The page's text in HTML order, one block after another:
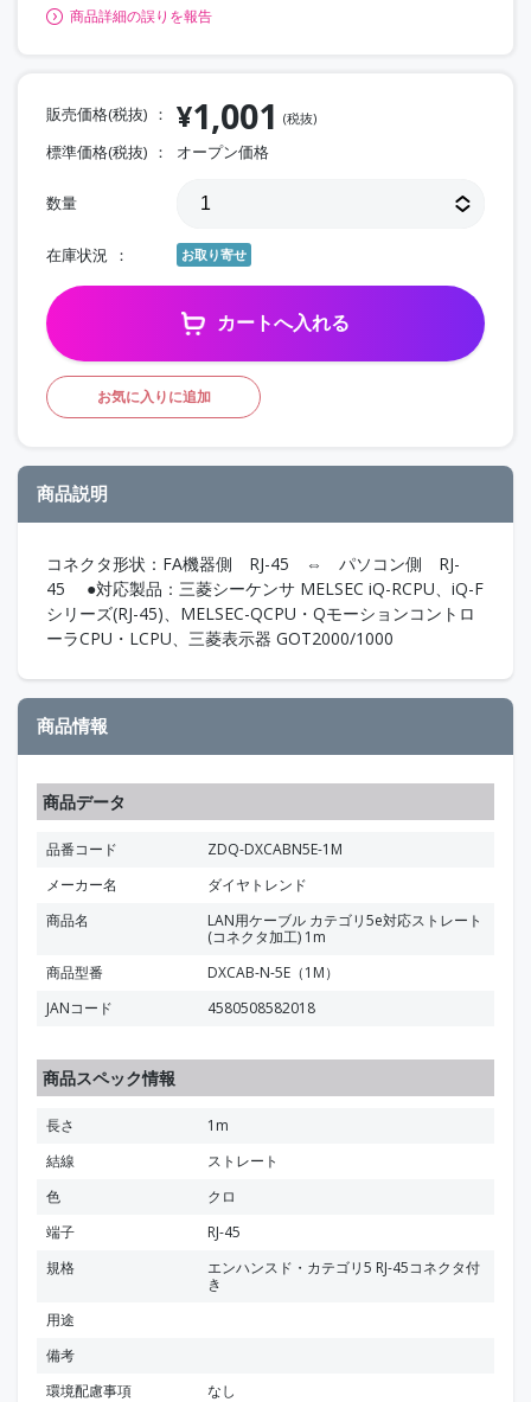
商品詳細の誤りを報告
販売価格(税抜) ¥1,001 (税抜)
標準価格(税抜) オープン価格
数量
在庫状況 お取り寄せ
カートへ入れる
お気に入りに追加
商品説明
コネクタ形状：FA機器側 RJ-45 ⇔ パソコン側 RJ-
45 ●対応製品：三菱シーケンサ MELSEC iQ-RCPU、iQ-F
シリーズ(RJ-45)、MELSEC-QCPU・Qモーションコントロ
ーラCPU・LCPU、三菱表示器 GOT2000/1000
商品情報
商品データ
品番コード
ZDQ-DXCABN5E-1M
メーカー名
ダイヤトレンド
商品名
LAN用ケーブル カテゴリ5e対応ストレート
(コネクタ加工) 1m
商品型番
DXCAB-N-5E（1M）
JANコード
4580508582018
商品スペック情報
長さ
1m
結線
ストレート
色
クロ
端子
RJ-45
規格
エンハンスド・カテゴリ5 RJ-45コネクタ付
き
用途
備考
環境配慮事項
なし